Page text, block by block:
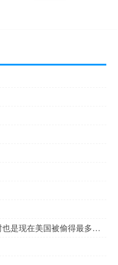
美国最畅销的汽车是福特F系列同时也是现在美国被偷得最多的汽车